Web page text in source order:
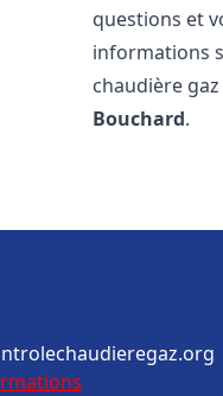
questions et
informations
chaudière gaz
Bouchard.